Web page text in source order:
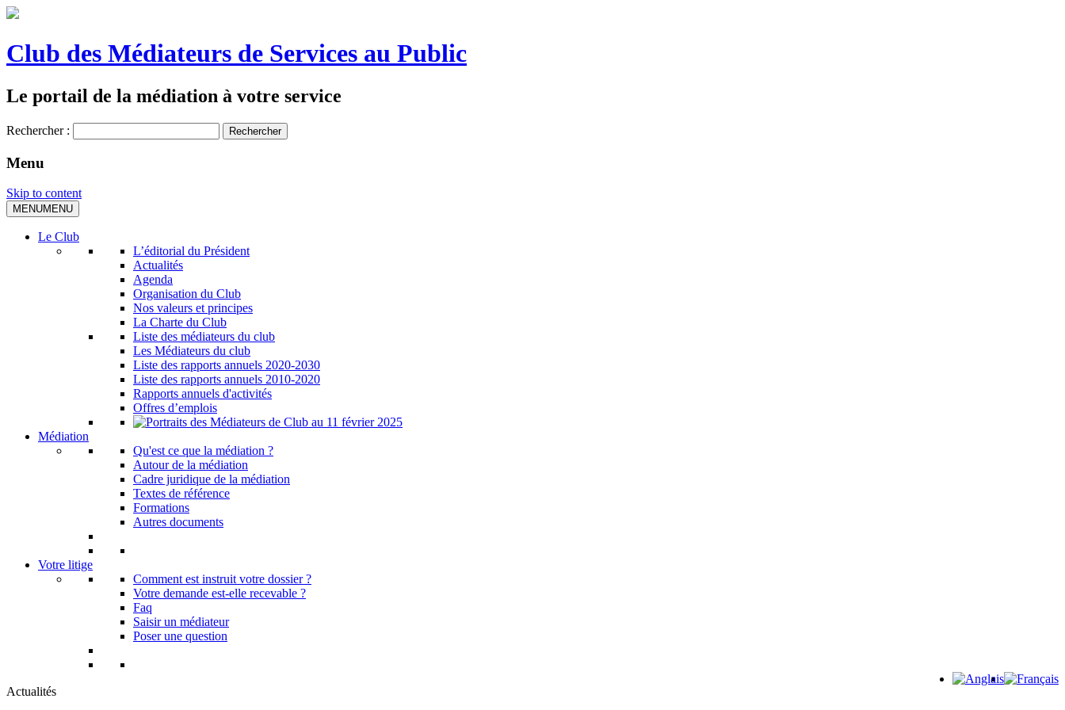
Club des Médiateurs de Services au Public
Le portail de la médiation à votre service
Rechercher :
Menu
Skip to content
MENUMENU
Le Club
L’éditorial du Président
Actualités
Agenda
Organisation du Club
Nos valeurs et principes
La Charte du Club
Liste des médiateurs du club
Les Médiateurs du club
Liste des rapports annuels 2020-2030
Liste des rapports annuels 2010-2020
Rapports annuels d'activités
Offres d’emplois
Médiation
Qu'est ce que la médiation ?
Autour de la médiation
Cadre juridique de la médiation
Textes de référence
Formations
Autres documents
Votre litige
Comment est instruit votre dossier ?
Votre demande est-elle recevable ?
Faq
Saisir un médiateur
Poser une question
Actualités